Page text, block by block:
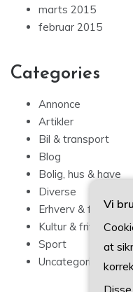
marts 2015
februar 2015
Categories
Annonce
Artikler
Bil & transport
Blog
Bolig, hus & have
Diverse
Erhverv & forbrug
Kultur & fritid
Sport
Uncategorized
Vi
at